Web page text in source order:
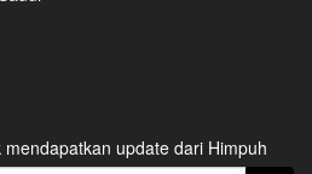
update dari Himpuh